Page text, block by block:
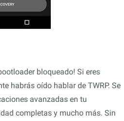
bloqueado! Si eres
habrás oído hablar de TWRP. Se
avanzadas en tu
completas y mucho más. Sin